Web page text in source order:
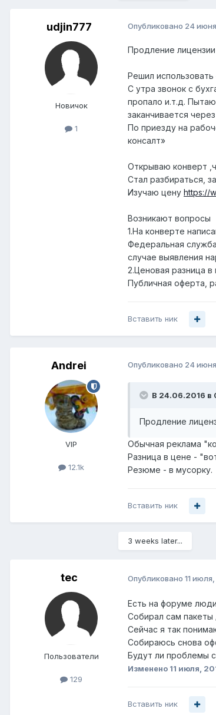
udjin777
Новичок
1
Опубликовано 24
Продление
Решил использовать
С утра звонок с
пропало и.т.д.
заканчивается
По приезду на
консалт»
Открываю конверт
Стал разбираться,
Изучаю цену https://
Возникают вопросы
1.На конверте
Федеральная
случае выявления
2.Ценовая разница
Публичная оферта,
Вставить ник
Andrei
VIP
12.1k
Опубликовано 24
В 24.06.2016 в
Продление
Обычная реклама
Разница в цене -
Резюме - в мусорку.
Вставить ник
3 weeks later...
tec
Пользователи
129
Опубликовано 11
Есть на форуме
Собирал сам пакеты
Сейчас я так
Собираюсь снова
Будут ли проблемы
Изменено 11 июля,
Вставить ник